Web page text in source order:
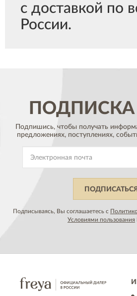
с доставкой по
России.
ПОДПИСКА
Подпишись, чтобы получать
предложениях, поступлениях,
ПОДПИСАТЬСЯ
Подписываясь, Вы соглашаетесь с
Условиями пользования